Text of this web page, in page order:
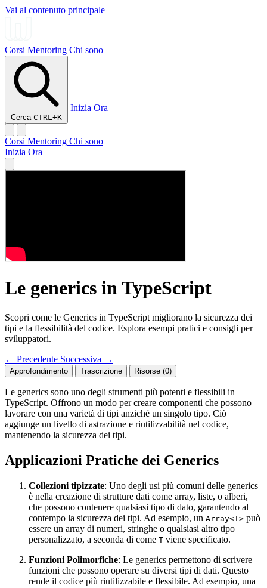
Vai al contenuto principale
Corsi Mentoring Chi sono
Cerca CTRL+K
Inizia Ora
Corsi Mentoring Chi sono
Inizia Ora
Le generics in TypeScript
Scopri come le Generics in TypeScript migliorano la sicurezza dei
tipi e la flessibilità del codice. Esplora esempi pratici e consigli per
sviluppatori.
← Precedente Successiva →
Approfondimento Trascrizione Risorse (0)
Le generics sono uno degli strumenti più potenti e flessibili in
TypeScript. Offrono un modo per creare componenti che possono
lavorare con una varietà di tipi anziché un singolo tipo. Ciò
aggiunge un livello di astrazione e riutilizzabilità nel codice,
mantenendo la sicurezza dei tipi.
Applicazioni Pratiche dei Generics
Collezioni tipizzate: Uno degli usi più comuni delle generics
è nella creazione di strutture dati come array, liste, o alberi,
che possono contenere qualsiasi tipo di dato, garantendo al
contempo la sicurezza dei tipi. Ad esempio, un Array<T> può
essere un array di numeri, stringhe o qualsiasi altro tipo
personalizzato, a seconda di come T viene specificato.
Funzioni Polimorfiche: Le generics permettono di scrivere
funzioni che possono operare su diversi tipi di dati. Questo
rende il codice più riutilizzabile e flessibile. Ad esempio, una